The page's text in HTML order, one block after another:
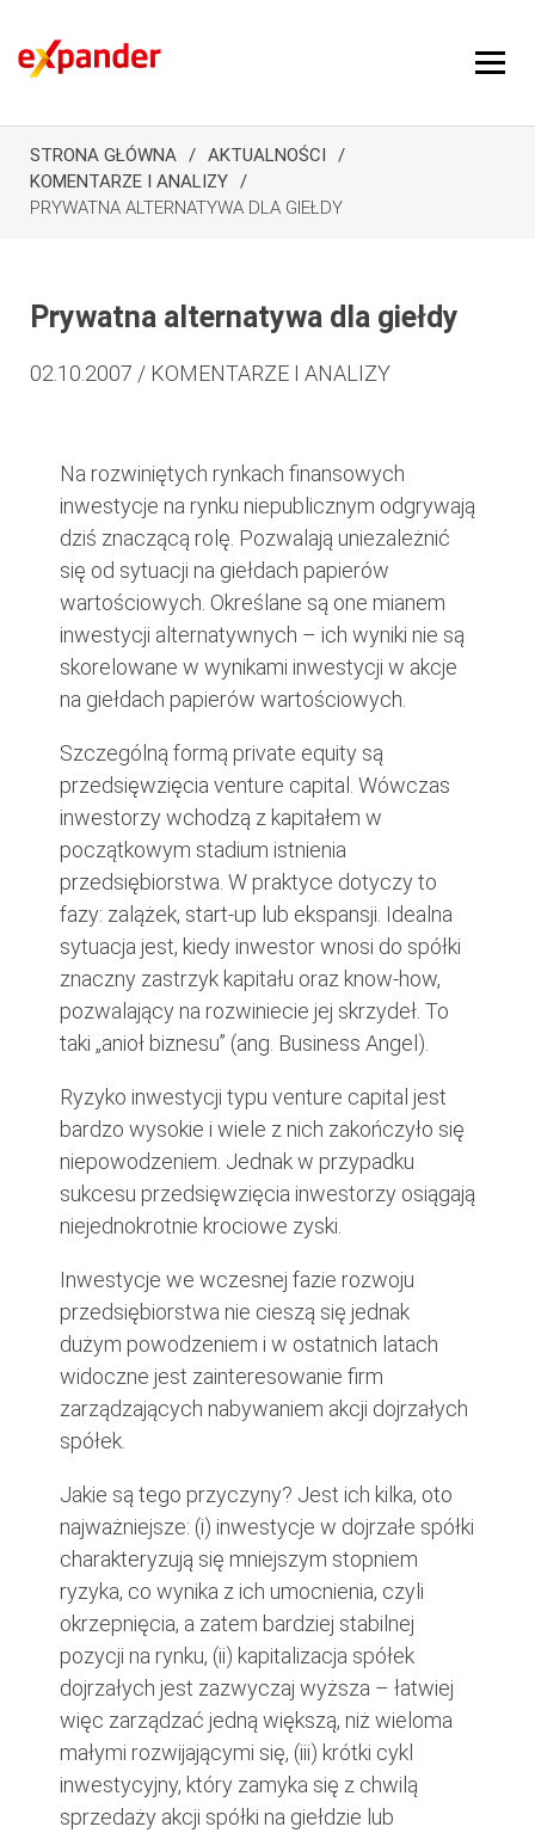
STRONA GŁÓWNA
AKTUALNOŚCI
KOMENTARZE I ANALIZY
PRYWATNA ALTERNATYWA DLA GIEŁDY
Prywatna alternatywa dla giełdy
02.10.2007 / KOMENTARZE I ANALIZY
Na rozwiniętych rynkach finansowych
inwestycje na rynku niepublicznym odgrywają
dziś znaczącą rolę. Pozwalają uniezależnić
się od sytuacji na giełdach papierów
wartościowych. Określane są one mianem
inwestycji alternatywnych – ich wyniki nie są
skorelowane w wynikami inwestycji w akcje
na giełdach papierów wartościowych.
Szczególną formą private equity są
przedsięwzięcia venture capital. Wówczas
inwestorzy wchodzą z kapitałem w
początkowym stadium istnienia
przedsiębiorstwa. W praktyce dotyczy to
fazy: zalążek, start-up lub ekspansji. Idealna
sytuacja jest, kiedy inwestor wnosi do spółki
znaczny zastrzyk kapitału oraz know-how,
pozwalający na rozwiniecie jej skrzydeł. To
taki „anioł biznesu” (ang. Business Angel).
Ryzyko inwestycji typu venture capital jest
bardzo wysokie i wiele z nich zakończyło się
niepowodzeniem. Jednak w przypadku
sukcesu przedsięwzięcia inwestorzy osiągają
niejednokrotnie krociowe zyski.
Inwestycje we wczesnej fazie rozwoju
przedsiębiorstwa nie cieszą się jednak
dużym powodzeniem i w ostatnich latach
widoczne jest zainteresowanie firm
zarządzających nabywaniem akcji dojrzałych
spółek.
Jakie są tego przyczyny? Jest ich kilka, oto
najważniejsze: (i) inwestycje w dojrzałe spółki
charakteryzują się mniejszym stopniem
ryzyka, co wynika z ich umocnienia, czyli
okrzepnięcia, a zatem bardziej stabilnej
pozycji na rynku, (ii) kapitalizacja spółek
dojrzałych jest zazwyczaj wyższa – łatwiej
więc zarządzać jedną większą, niż wieloma
małymi rozwijającymi się, (iii) krótki cykl
inwestycyjny, który zamyka się z chwilą
sprzedaży akcji spółki na giełdzie lub